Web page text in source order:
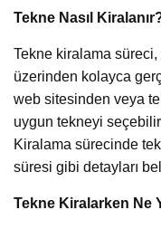
Tekne Nasıl
Tekne kiralama
üzerinden kolayca
web sitesinden veya
uygun tekneyi
Kiralama sürecinde
süresi gibi detayları
Tekne Kiralarken Ne